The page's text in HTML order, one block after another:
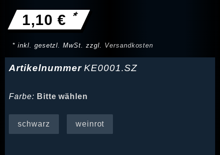
1,10 € *
* inkl. gesetzl. MwSt. zzgl. Versandkosten
ArtikelnummerKE0001.SZ
Farbe: Bitte wählen
schwarz weinrot